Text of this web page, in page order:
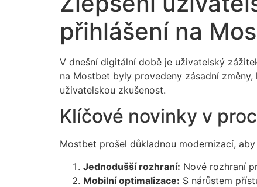
přihlášení na
V dnešní digitální době je uživatelský
na Mostbet byly provedeny zásadní
uživatelskou zkušenost.
Klíčové novinky v
Mostbet prošel důkladnou modernizací,
Jednodušší rozhraní: Nové rozhraní
Mobilní optimalizace: S nárůstem